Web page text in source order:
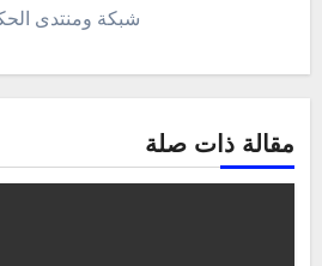
شبكة ومنتدى
مقالة ذات صلة